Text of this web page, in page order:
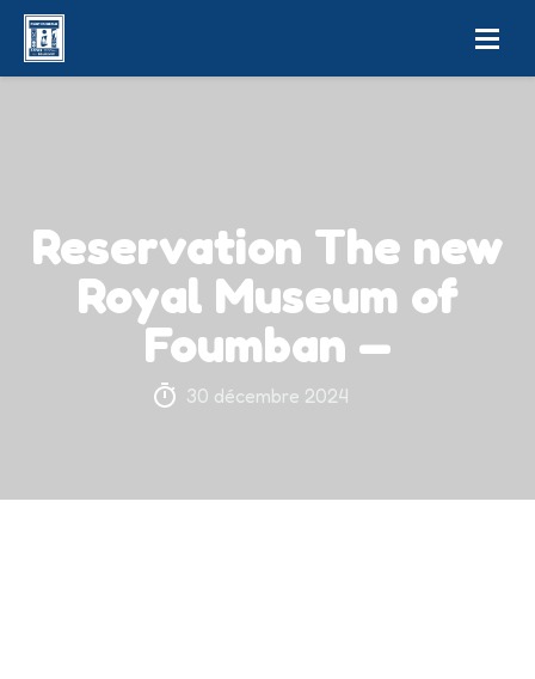
Reservation The new
Royal Museum of
Foumban —
30 décembre 2024